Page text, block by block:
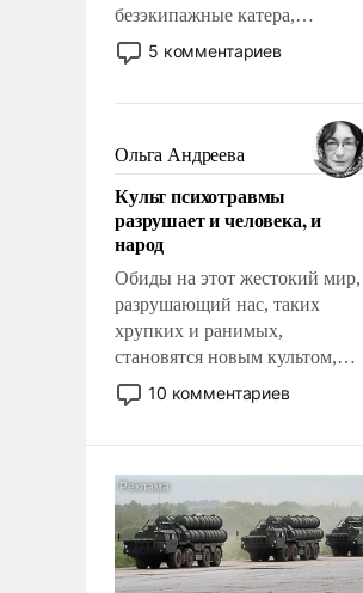
безэкипажные катера,
применение которых уже
стало обыденностью. Задача по
сложна и амбициозна. Однако
и ее реализация радикально
поднимет наши боевые
возможности.
5 комментариев
Ольга Андреева
Культ психотравмы
разрушает и человека, и
народ
Обиды на этот жестокий мир,
разрушающий нас, таких
хрупких и ранимых,
становятся новым культом,
постепенно вытесняя и
отменяя традиционное
ударами судьбы, брать на себя
ответственность, помогать
слабым, идти вперед и
адаптироваться.
10 комментариев